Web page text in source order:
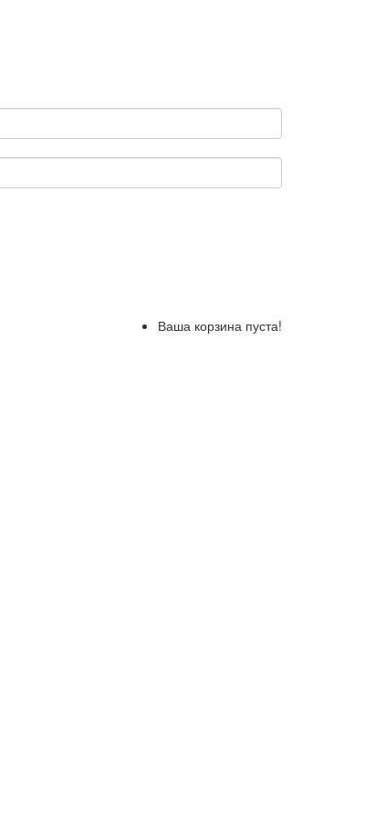
Ваша корзина пуста!